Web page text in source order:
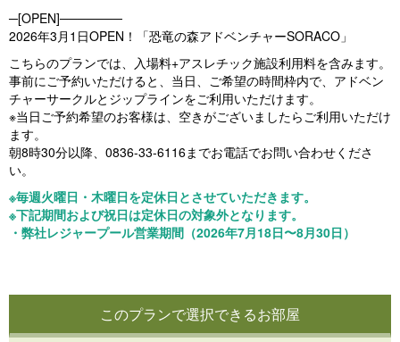
─[OPEN]───────
2026年3月1日OPEN！「恐竜の森アドベンチャーSORACO」
こちらのプランでは、入場料+アスレチック施設利用料を含みます。
事前にご予約いただけると、当日、ご希望の時間枠内で、アドベン
チャーサークルとジップラインをご利用いただけます。
※当日ご予約希望のお客様は、空きがございましたらご利用いただけ
ます。
朝8時30分以降、0836-33-6116までお電話でお問い合わせくださ
い。
※毎週火曜日・木曜日を定休日とさせていただきます。
※下記期間および祝日は定休日の対象外となります。
・弊社レジャープール営業期間（2026年7月18日〜8月30日）
このプランで選択できるお部屋